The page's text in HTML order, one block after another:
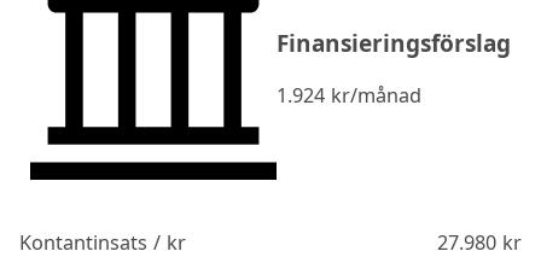
Finansieringsförslag
1.924 kr/månad
Kontantinsats / kr 27.980kr